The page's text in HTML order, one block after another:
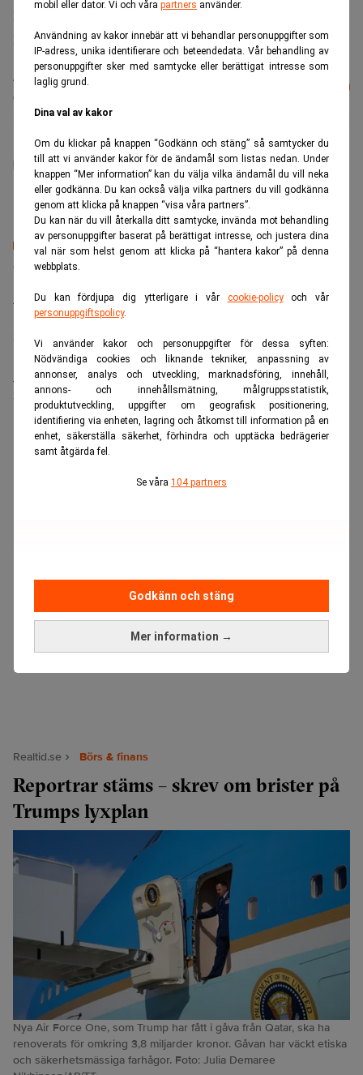
mobil eller dator. Vi och våra partners använder.
Användning av kakor innebär att vi behandlar personuppgifter som
IP-adress, unika identifierare och beteendedata. Vår behandling av
personuppgifter sker med samtycke eller berättigat intresse som
laglig grund.
Dina val av kakor
Om du klickar på knappen “Godkänn och stäng” så samtycker du
till att vi använder kakor för de ändamål som listas nedan. Under
knappen “Mer information” kan du välja vilka ändamål du vill neka
eller godkänna. Du kan också välja vilka partners du vill godkänna
genom att klicka på knappen “visa våra partners”.
Du kan när du vill återkalla ditt samtycke, invända mot behandling
av personuppgifter baserat på berättigat intresse, och justera dina
val när som helst genom att klicka på “hantera kakor” på denna
webbplats.
Du kan fördjupa dig ytterligare i vår cookie-policyoch vår
personuppgiftspolicy.
Vi använder kakor och personuppgifter för dessa syften:
Nödvändiga cookies och liknande tekniker, anpassning av
annonser, analys och utveckling, marknadsföring, innehåll,
annons- och innehållsmätning, målgruppsstatistik,
produktutveckling, uppgifter om geografisk positionering,
identifiering via enheten, lagring och åtkomst till information på en
enhet, säkerställa säkerhet, förhindra och upptäcka bedrägerier
samt åtgärda fel.
Se våra 104 partners
Mer information →
Godkänn och stäng
Det skriver DN i sin specialtjänst med sms-nyheter.
Det visar sig vara en lördag.
Läs mer från Realtid - vårt nyhetsbrev
är kostnadsfritt:
administrator
Senaste lediga jobben
Bolagsjurist till Eltel AB
Placering:Bromma, Stockholm
Sista ansökningsdag: 21/08/2026
Medarbetare inom Intern styrning och kontroll till Alecta
Sista ansökningsdag: 13/06/2026
ANNONS
Realtid.se Börs & finans
Reportrar stäms – skrev om brister på
Trumps lyxplan
Nya Air Force One, som Trump har fått i gåva från Qatar, ska ha
renoverats för omkring 3,8 miljarder kronor. Gåvan har väckt etiska
och säkerhetsmässiga farhågor. Foto: Julia Demaree